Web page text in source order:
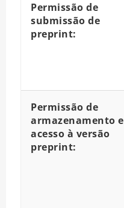
Permissão de
submissão de
preprint:
Permissão de
armazenamento e
acesso à versão
preprint: